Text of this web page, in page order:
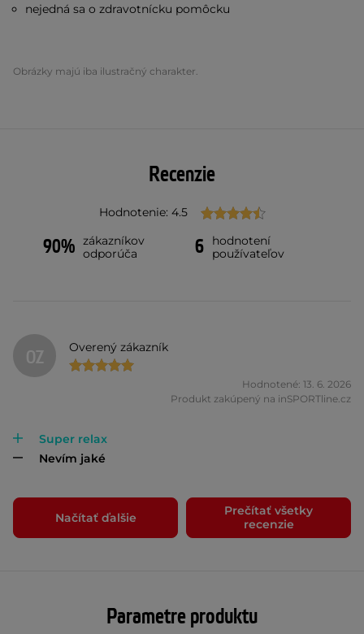
nejedná sa o zdravotnícku pomôcku
Obrázky majú iba ilustračný charakter.
Recenzie
Hodnotenie: 4.5
90% zákazníkov
odporúča
6
hodnotení
používateľov
OZ Overený zákazník
Hodnotené: 13. 6. 2026
Produkt zakúpený na inSPORTline.cz
Super relax
Nevím jaké
Načítať ďalšie
Prečítať všetky
recenzie
Parametre produktu